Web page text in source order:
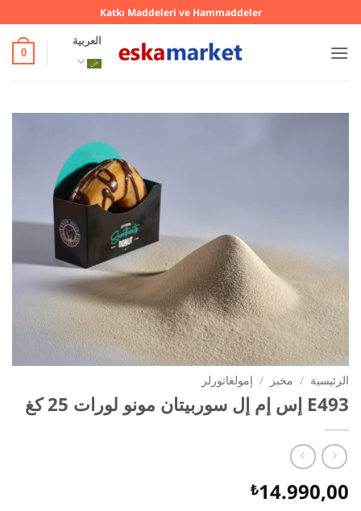
للمحتوى
Katkı Maddeleri ve Hammaddeler
العربية
0
الرئيسية / مخبز / إمولغاتورلر
E493 إس إم إل سوربيتان مونو لورات 25 كغ
₺14.990,00